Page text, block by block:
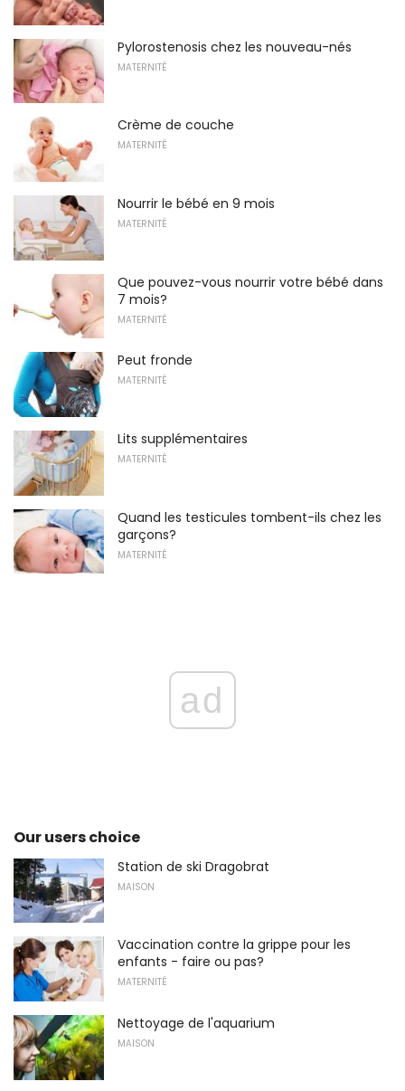
Pylorostenosis chez les nouveau-nés
MATERNITÉ
Crème de couche
MATERNITÉ
Nourrir le bébé en 9 mois
MATERNITÉ
Que pouvez-vous nourrir votre bébé dans
7 mois?
MATERNITÉ
Peut fronde
MATERNITÉ
Lits supplémentaires
MATERNITÉ
Quand les testicules tombent-ils chez les
garçons?
MATERNITÉ
ad
Our users choice
Station de ski Dragobrat
MAISON
Vaccination contre la grippe pour les
enfants - faire ou pas?
MATERNITÉ
Nettoyage de l'aquarium
MAISON